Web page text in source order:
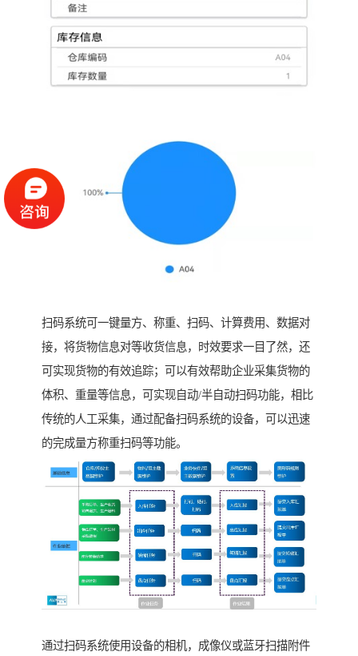
扫码系统可一键量方、称重、扫码、计算费用、数据对
接，将货物信息对等收货信息，时效要求一目了然，还
可实现货物的有效追踪；可以有效帮助企业采集货物的
体积、重量等信息，可实现自动/半自动扫码功能，相比
传统的人工采集，通过配备扫码系统的设备，可以迅速
的完成量方称重扫码等功能。
通过扫码系统使用设备的相机，成像仪或蓝牙扫描附件